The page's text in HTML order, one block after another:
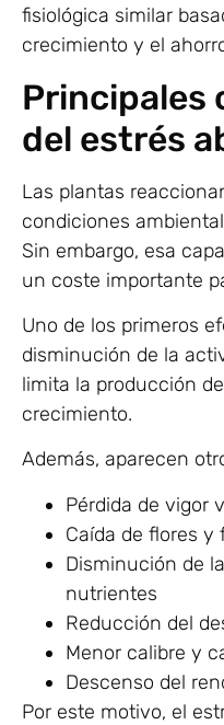
fisiológica similar
crecimiento y el
Principales
del estrés
Las plantas
condiciones
Sin embargo, esa
un coste importante
Uno de los primeros
disminución de la
limita la producción
crecimiento.
Además, aparecen
Pérdida de vigor
Caída de flores
Disminución de
nutrientes
Reducción del
Menor calibre y
Descenso del
Por este motivo, el